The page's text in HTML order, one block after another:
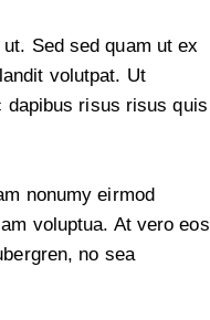
Sed sed quam ut ex
volutpat. Ut
dapibus risus risus quis
nonumy eirmod
voluptua. At vero eos
no sea